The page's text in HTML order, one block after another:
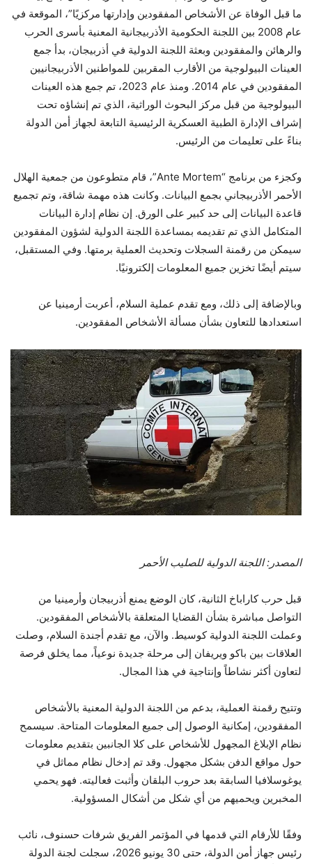
ما قبل الوفاة عن الأشخاص المفقودين وإدارتها مركزيًا”، الموقعة في
عام 2008 بين اللجنة الحكومية الأذربيجانية المعنية بأسرى الحرب
والرهائن والمفقودين وبعثة اللجنة الدولية في أذربيجان، بدأ جمع
العينات البيولوجية من الأقارب المقربين للمواطنين الأذربيجانيين
المفقودين في عام 2014. ومنذ عام 2023، تم جمع هذه العينات
البيولوجية من قبل مركز البحوث الوراثية، الذي تم إنشاؤه تحت
إشراف الإدارة الطبية العسكرية الرئيسية التابعة لجهاز أمن الدولة
بناءً على تعليمات من الرئيس.
وكجزء من برنامج “Ante Mortem”، قام متطوعون من جمعية الهلال
الأحمر الأذربيجاني بجمع البيانات. وكانت هذه مهمة شاقة، وتم تجميع
قاعدة البيانات إلى حد كبير على الورق. إن نظام إدارة البيانات
المتكامل الذي تم تقديمه بمساعدة اللجنة الدولية لشؤون المفقودين
سيمكن من رقمنة السجلات وتحديث العملية برمتها. وفي المستقبل،
سيتم أيضًا تخزين جميع المعلومات إلكترونيًا.
وبالإضافة إلى ذلك، ومع تقدم عملية السلام، أعربت أرمينيا عن
استعدادها للتعاون بشأن مسألة الأشخاص المفقودين.
المصدر: اللجنة الدولية للصليب الأحمر
قبل حرب كاراباخ الثانية، كان الوضع يمنع أذربيجان وأرمينيا من
التواصل مباشرة بشأن القضايا المتعلقة بالأشخاص المفقودين.
وعملت اللجنة الدولية كوسيط. والآن، مع تقدم أجندة السلام، وصلت
العلاقات بين باكو ويريفان إلى مرحلة جديدة نوعياً، مما يخلق فرصة
لتعاون أكثر نشاطاً وإنتاجية في هذا المجال.
وتتيح رقمنة العملية، بدعم من اللجنة الدولية المعنية بالأشخاص
المفقودين، إمكانية الوصول إلى جميع المعلومات المتاحة. سيسمح
نظام الإبلاغ المجهول للأشخاص على كلا الجانبين بتقديم معلومات
حول مواقع الدفن بشكل مجهول. وقد تم إدخال نظام مماثل في
يوغوسلافيا السابقة بعد حروب البلقان وأثبت فعاليته. فهو يحمي
المخبرين ويحميهم من أي شكل من أشكال المسؤولية.
وفقًا للأرقام التي قدمها في المؤتمر الفريق شرفات حسنوف، نائب
رئيس جهاز أمن الدولة، حتى 30 يونيو 2026، سجلت لجنة الدولة